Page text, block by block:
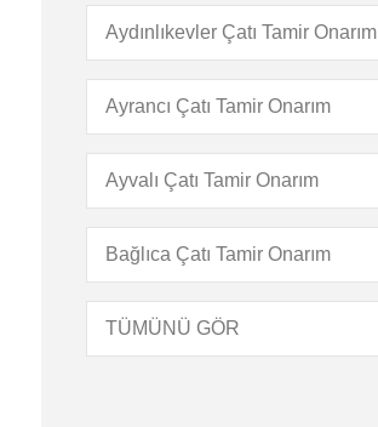
Aydınlıkevler Çatı Tamir Onarım
Ayrancı Çatı Tamir Onarım
Ayvalı Çatı Tamir Onarım
Bağlıca Çatı Tamir Onarım
TÜMÜNÜ GÖR